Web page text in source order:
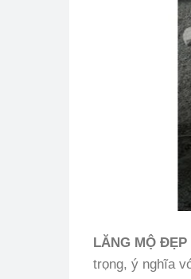
LĂNG MỘ ĐẸP
trọng, ý nghĩa